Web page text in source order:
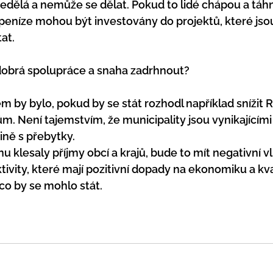
a nemůže se dělat. Pokud to lidé chápou a
mohou být investovány do projektů, které
spolupráce a snaha zadrhnout?
by bylo, pokud by se stát rozhodl například snížit
Není tajemstvím, že municipality jsou
s přebytky.
klesaly příjmy obcí a krajů, bude to mít negativní
které mají pozitivní dopady na ekonomiku a
by se mohlo stát.